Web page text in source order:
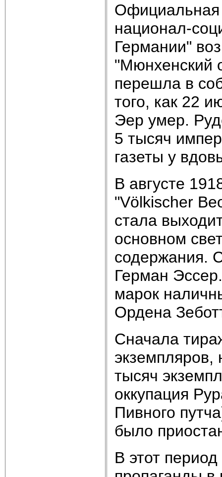
Официальная
национал-
Германии"
"Мюнхенский
перешла в
того, как 22
Эер умер.
5 тысяч
газеты у
В августе
"Völkischer
стала
основном
содержания.
Герман
марок
Ордена
Сначала
экземпляров,
тысяч
оккупация
Пивного
было
В этот